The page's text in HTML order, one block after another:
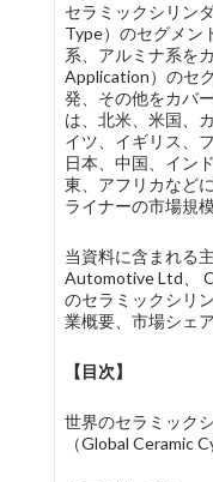
セラミックシリン
Type）のセグメン
系、アルミナ系を
Application）のセ
発、その他をカバ
は、北米、米国、
イツ、イギリス、
日本、中国、イン
東、アフリカなど
ライナーの市場規
当資料に含まれる
Automotive Ltd、
のセラミックシリ
業概要、市場シェ
【目次】
世界のセラミック
（Global Ceramic